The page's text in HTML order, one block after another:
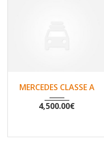
148500
MERCEDES CLASSE A
4,500.00€